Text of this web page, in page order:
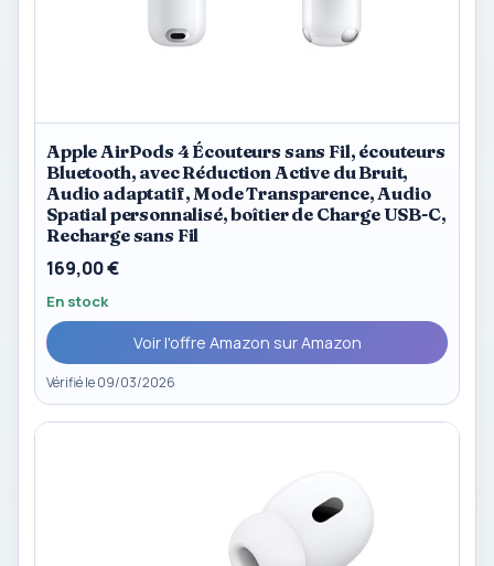
Apple AirPods 4 Écouteurs sans Fil, écouteurs
Bluetooth, avec Réduction Active du Bruit,
Audio adaptatif, Mode Transparence, Audio
Spatial personnalisé, boîtier de Charge USB-C,
Recharge sans Fil
169,00 €
En stock
Voir l'offre Amazon sur Amazon
Vérifié le 09/03/2026